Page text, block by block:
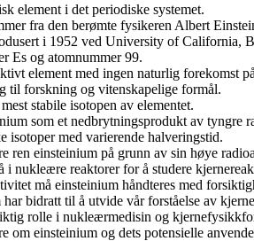
element i det periodiske systemet.
fra den berømte fysikeren Albert
i 1952 ved University of California,
Es og atomnummer 99.
element med ingen naturlig forekomst
til forskning og vitenskapelige formål.
stabile isotopen av elementet.
som et nedbrytningsprodukt av tyngre
isotoper med varierende halveringstid.
ren einsteinium på grunn av sin høye
i nukleære reaktorer for å studere
må einsteinium håndteres med
har bidratt til å utvide vår forståelse av
rolle i nukleærmedisin og
om einsteinium og dets potensielle